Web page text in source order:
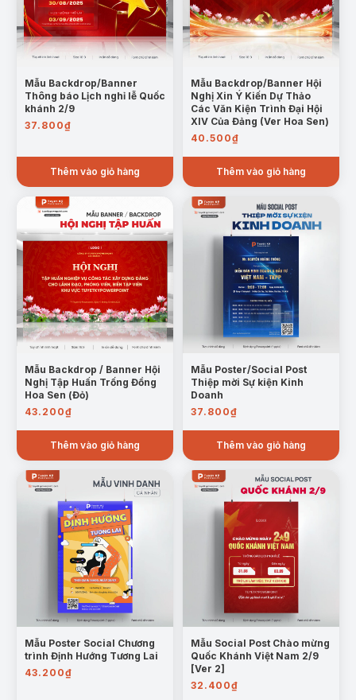
Mẫu Backdrop/Banner
Thông báo Lịch nghỉ lễ Quốc
khánh 2/9
37.800₫
Thêm vào giỏ hàng
Mẫu Backdrop/Banner Hội
Nghị Xin Ý Kiến Dự Thảo
Các Văn Kiện Trình Đại Hội
XIV Của Đảng (Ver Hoa Sen)
40.500₫
Thêm vào giỏ hàng
Mẫu Backdrop / Banner Hội
Nghị Tập Huấn Trống Đồng
Hoa Sen (Đỏ)
43.200₫
Thêm vào giỏ hàng
Mẫu Poster/Social Post
Thiệp mời Sự kiện Kinh
Doanh
37.800₫
Thêm vào giỏ hàng
Mẫu Poster Social Chương
trình Định Hướng Tương Lai
43.200₫
Mẫu Social Post Chào mừng
Quốc Khánh Việt Nam 2/9
[Ver 2]
32.400₫